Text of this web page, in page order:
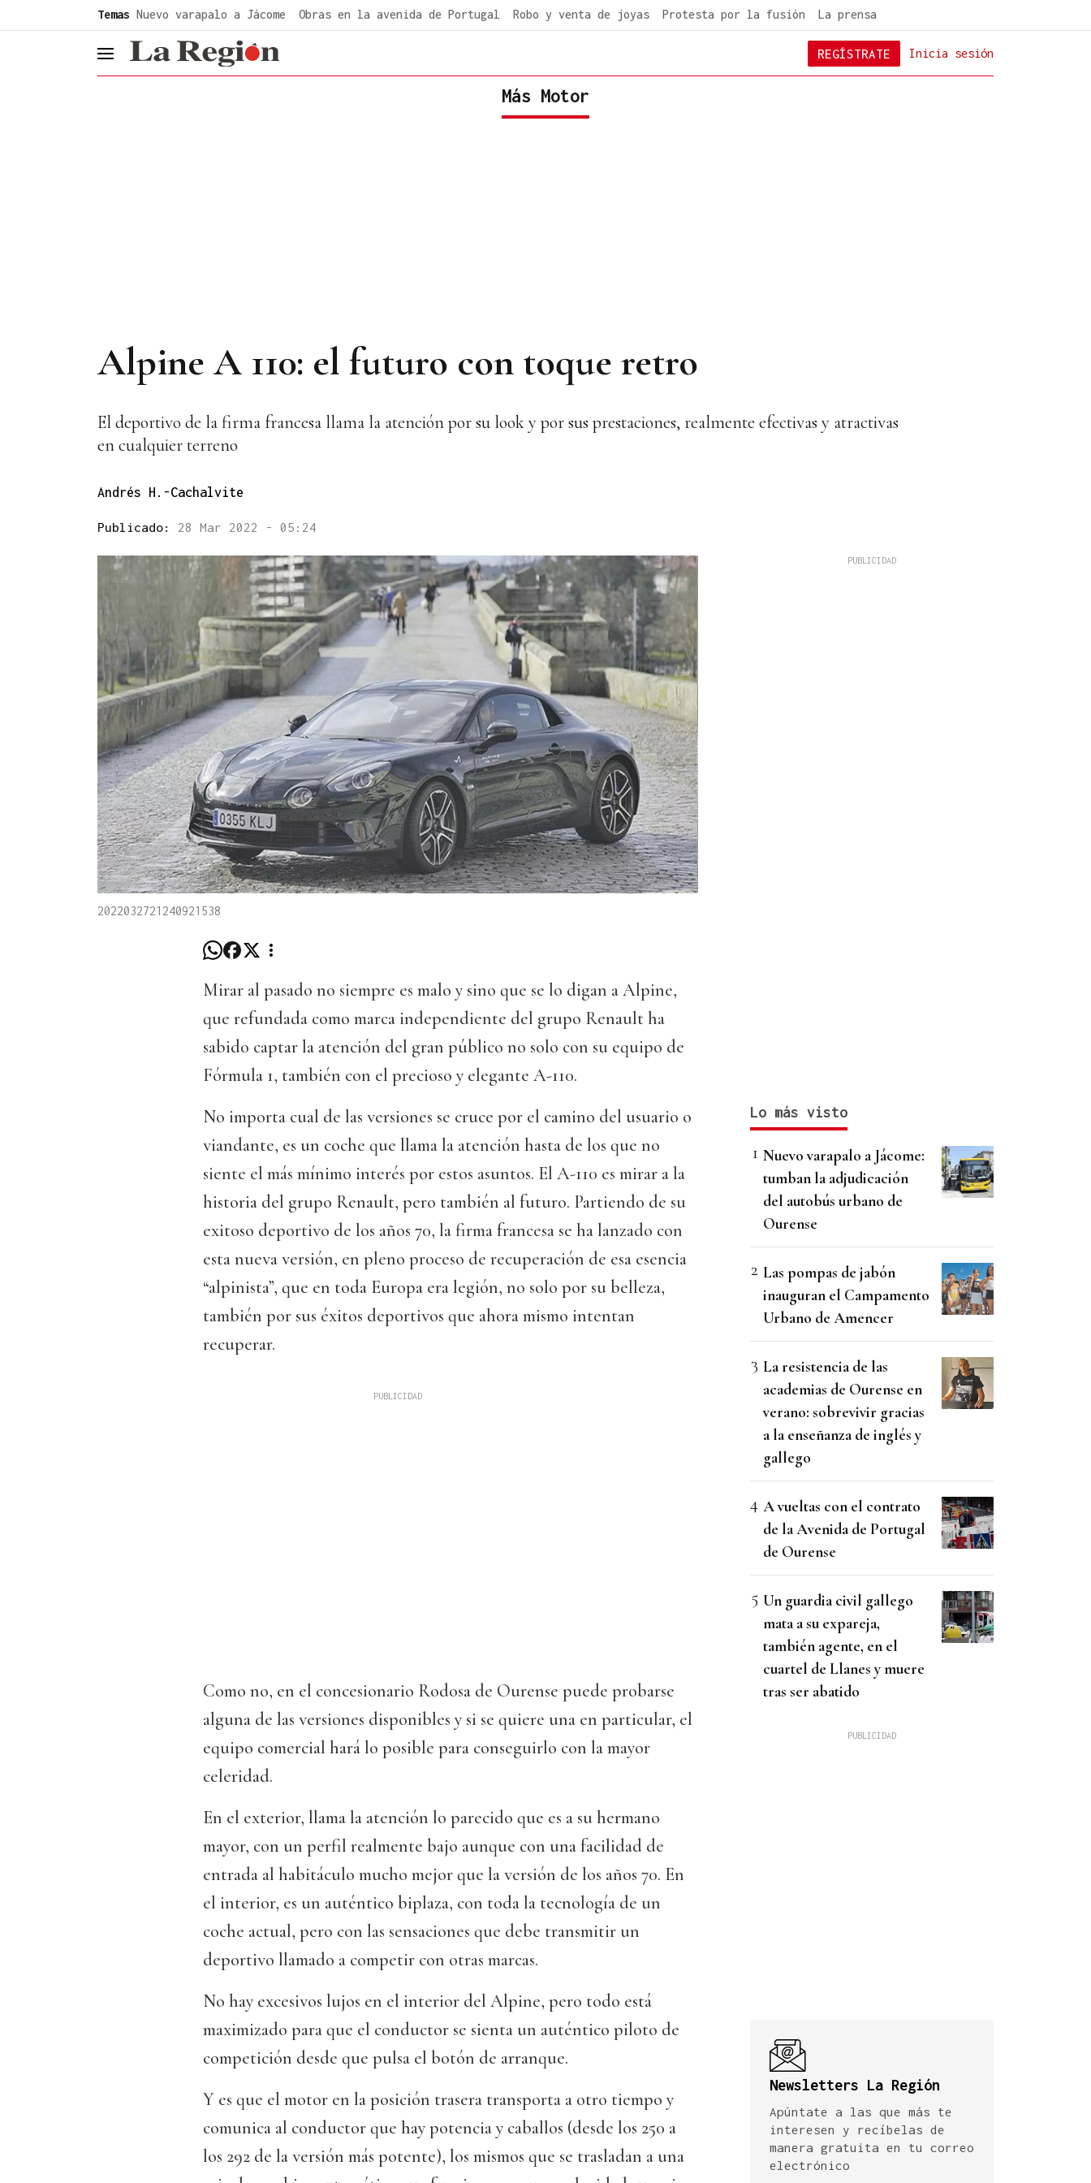
Temas Nuevo varapalo a Jácome Obras en la avenida de Portugal Robo y venta de joyas Protesta por la fusión La prensa
header.menu.open Inicia sesión
REGÍSTRATE
Más Motor
Alpine A 110: el futuro con toque retro
El deportivo de la firma francesa llama la atención por su look y por sus prestaciones, realmente efectivas y atractivas
en cualquier terreno
Andrés H.-Cachalvite
Publicado: 28 Mar 2022 - 05:24
2022032721240921538
Mirar al pasado no siempre es malo y sino que se lo digan a Alpine,
que refundada como marca independiente del grupo Renault ha
sabido captar la atención del gran público no solo con su equipo de
Fórmula 1, también con el precioso y elegante A-110.
No importa cual de las versiones se cruce por el camino del usuario o
viandante, es un coche que llama la atención hasta de los que no
siente el más mínimo interés por estos asuntos. El A-110 es mirar a la
historia del grupo Renault, pero también al futuro. Partiendo de su
exitoso deportivo de los años 70, la firma francesa se ha lanzado con
esta nueva versión, en pleno proceso de recuperación de esa esencia
“alpinista”, que en toda Europa era legión, no solo por su belleza,
también por sus éxitos deportivos que ahora mismo intentan
recuperar.
Como no, en el concesionario Rodosa de Ourense puede probarse
alguna de las versiones disponibles y si se quiere una en particular, el
equipo comercial hará lo posible para conseguirlo con la mayor
celeridad.
En el exterior, llama la atención lo parecido que es a su hermano
mayor, con un perfil realmente bajo aunque con una facilidad de
entrada al habitáculo mucho mejor que la versión de los años 70. En
el interior, es un auténtico biplaza, con toda la tecnología de un
coche actual, pero con las sensaciones que debe transmitir un
deportivo llamado a competir con otras marcas.
No hay excesivos lujos en el interior del Alpine, pero todo está
maximizado para que el conductor se sienta un auténtico piloto de
competición desde que pulsa el botón de arranque.
Y es que el motor en la posición trasera transporta a otro tiempo y
comunica al conductor que hay potencia y caballos (desde los 250 a
los 292 de la versión más potente), los mismos que se trasladan a una
Lo más visto
Nuevo varapalo a Jácome:
tumban la adjudicación
del autobús urbano de
Ourense
Las pompas de jabón
inauguran el Campamento
Urbano de Amencer
La resistencia de las
academias de Ourense en
verano: sobrevivir gracias
a la enseñanza de inglés y
gallego
A vueltas con el contrato
de la Avenida de Portugal
de Ourense
Un guardia civil gallego
mata a su expareja,
también agente, en el
cuartel de Llanes y muere
tras ser abatido
Newsletters La Región
Apúntate a las que más te
interesen y recíbelas de
manera gratuita en tu correo
electrónico